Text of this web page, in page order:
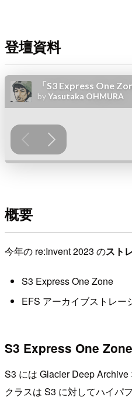
登壇資料
概要
今年の re:Invent 2023 のスト
S3 Express One Zone
EFS アーカイブストレー
S3 Express One Zone
S3 には Glacier Deep
クラスは S3 に対してハイパ